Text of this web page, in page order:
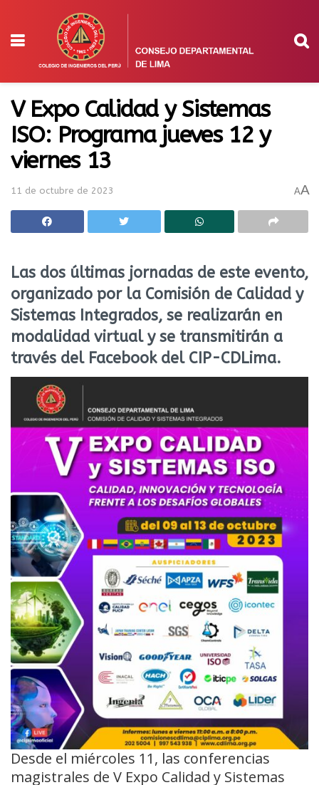
V Expo Calidad y Sistemas
ISO: Programa jueves 12 y
viernes 13
11 de octubre de 2023 AA
Las dos últimas jornadas de este evento,
organizado por la Comisión de Calidad y
Sistemas Integrados, se realizarán en
modalidad virtual y se transmitirán a
través del Facebook del CIP-CDLima.
Desde el miércoles 11, las conferencias
magistrales de V Expo Calidad y Sistemas